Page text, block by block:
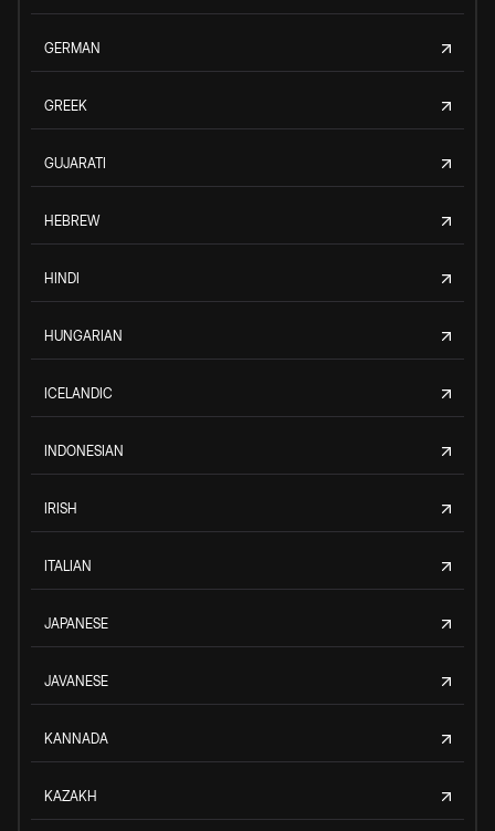
GERMAN
GREEK
GUJARATI
HEBREW
HINDI
HUNGARIAN
ICELANDIC
INDONESIAN
IRISH
ITALIAN
JAPANESE
JAVANESE
KANNADA
KAZAKH